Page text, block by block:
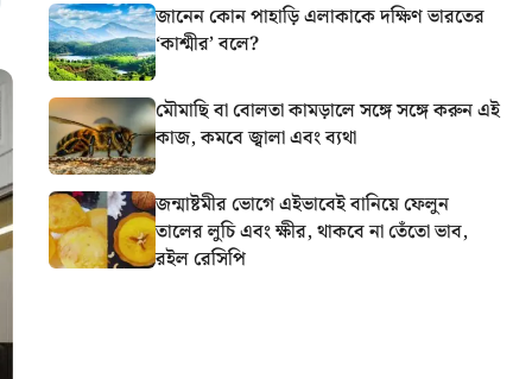
জানেন কোন পাহাড়ি এলাকাকে দক্ষিণ ভারতের
‘কাশ্মীর’ বলে?
মৌমাছি বা বোলতা কামড়ালে সঙ্গে সঙ্গে করুন এই
কাজ, কমবে জ্বালা এবং ব্যথা
জন্মাষ্টমীর ভোগে এইভাবেই বানিয়ে ফেলুন
তালের লুচি এবং ক্ষীর, থাকবে না তেঁতো ভাব,
রইল রেসিপি